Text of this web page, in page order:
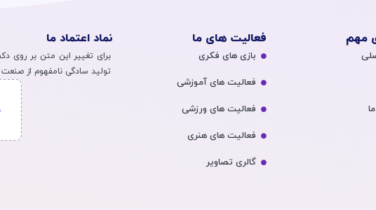
مهم فعالیت های ما
بازی های فکری
فعالیت های آموزشی
فعالیت های ورزشی
فعالیت های هنری
گالری تصاویر
نماد اعتماد ما
برای تغییر این متن بر روی
تولید سادگی نامفهوم از